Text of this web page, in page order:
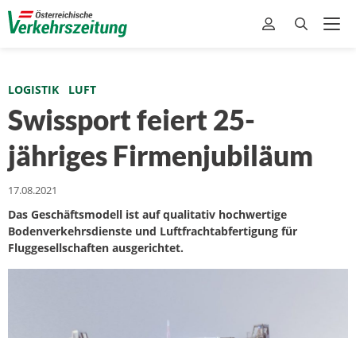
LOGISTIK LUFT
Swissport feiert 25-
jähriges Firmenjubiläum
17.08.2021
Das Geschäftsmodell ist auf qualitativ hochwertige
Bodenverkehrsdienste und Luftfrachtabfertigung für
Fluggesellschaften ausgerichtet.